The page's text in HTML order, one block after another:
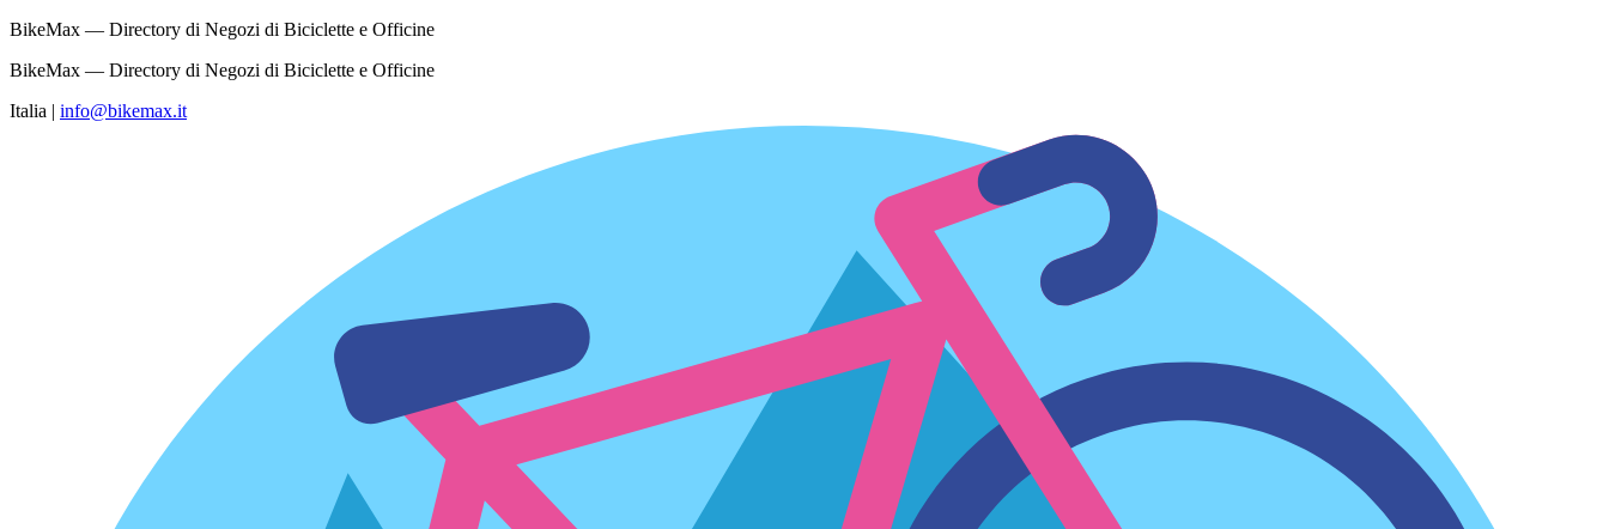
BikeMax — Directory di Negozi di Biciclette e Officine
BikeMax — Directory di Negozi di Biciclette e Officine
Italia | info@bikemax.it